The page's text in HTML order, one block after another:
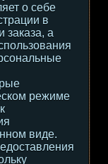
о себе
в
а
режиме
виде.